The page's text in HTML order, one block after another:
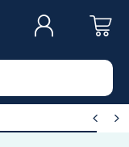
 